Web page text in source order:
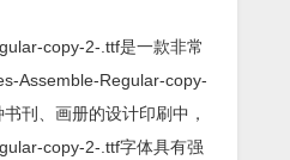
copy-2-.ttf是一款非常
Assemble-Regular-copy-
刊、画册的设计印刷中，
copy-2-.ttf字体具有强